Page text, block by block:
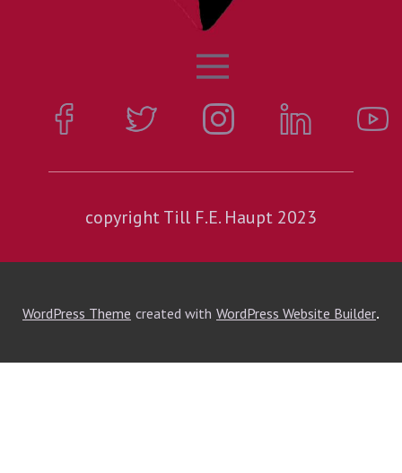
copyright Till F.E. Haupt 2023
WordPress Theme created with WordPress Website Builder.